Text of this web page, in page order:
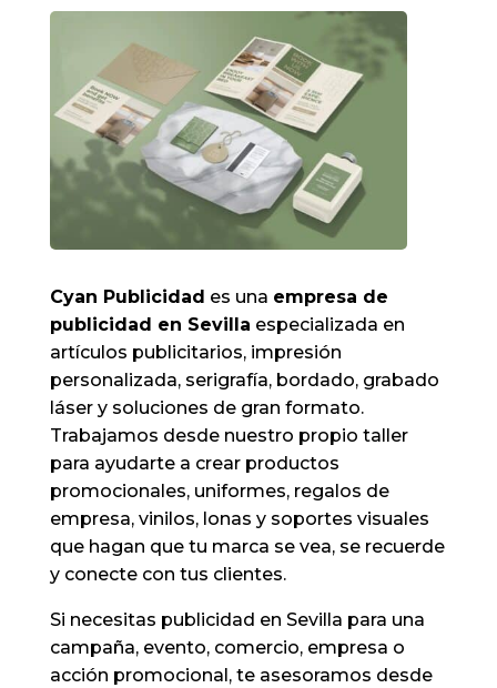
Cyan Publicidad es una empresa de
publicidad en Sevilla especializada en
artículos publicitarios, impresión
personalizada, serigrafía, bordado, grabado
láser y soluciones de gran formato.
Trabajamos desde nuestro propio taller
para ayudarte a crear productos
promocionales, uniformes, regalos de
empresa, vinilos, lonas y soportes visuales
que hagan que tu marca se vea, se recuerde
y conecte con tus clientes.
Si necesitas publicidad en Sevilla para una
campaña, evento, comercio, empresa o
acción promocional, te asesoramos desde